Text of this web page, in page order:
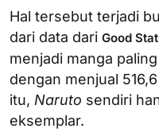
Hal tersebut terjadi
dari data dari Good
menjadi manga
dengan menjual
itu, Naruto sendiri
eksemplar.